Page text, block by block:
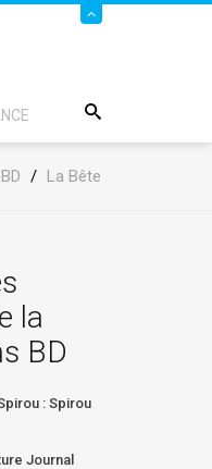
/ La Bête
la
BD
: Spirou
Journal